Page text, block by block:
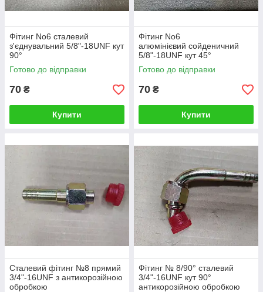
Фітинг No6 сталевий
з'єднувальний 5/8"-18UNF кут
90°
Готово до відправки
70 ₴
Купити
Фітинг No6
алюмінієвий coйденичний
5/8"-18UNF кут 45°
Готово до відправки
70 ₴
Купити
Сталевий фітинг №8 прямий
3/4"-16UNF з антикорозійною
обробкою
Фітинг № 8/90° сталевий
3/4"-16UNF кут 90°
антикорозійною обробкою